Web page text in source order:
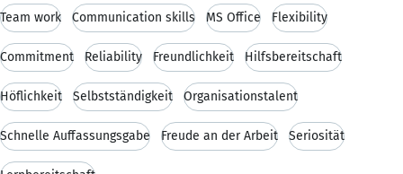
Team work Communication skills MS Office Flexibility
Commitment Reliability Freundlichkeit Hilfsbereitschaft
Höflichkeit Selbstständigkeit Organisationstalent
Schnelle Auffassungsgabe Freude an der Arbeit Seriosität